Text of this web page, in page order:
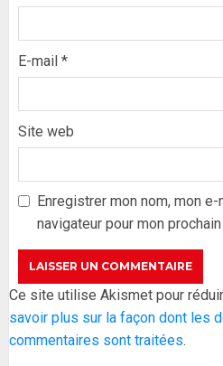
E-mail *
Site web
Enregistrer mon nom, mon
navigateur pour mon
Ce site utilise Akismet pour
savoir plus sur la façon dont les
commentaires sont traitées.
garde
26 MAI
Mergane